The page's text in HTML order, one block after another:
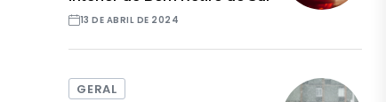
13 DE ABRIL DE 2024
GERAL